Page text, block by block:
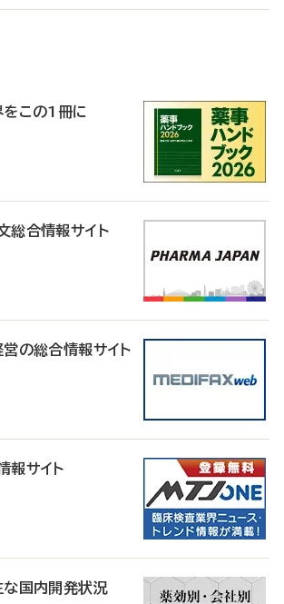
をこの1冊に
総合情報サイト
営の総合情報サイト
報サイト
な国内開発状況